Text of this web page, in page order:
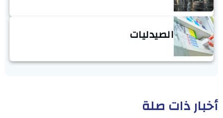
الصيدليات
أخبار ذات صلة